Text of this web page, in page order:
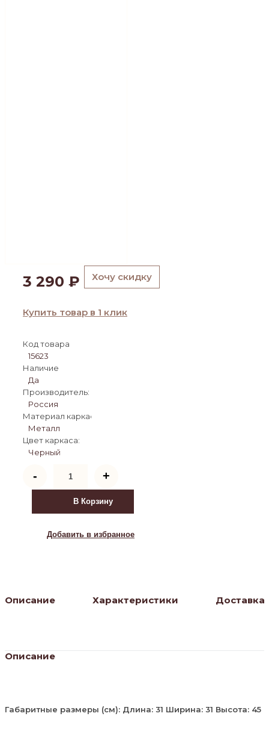
3 290 ₽ Хочу скидку
Купить товар в 1 клик
Код товара
15623
Наличие
Да
Производитель:
Россия
Материал каркаса:
Металл
Цвет каркаса:
Черный
-
товара
Табурет
Саен
5,
+
В Корзину
Добавить в избранное
Описание Характеристики Доставка
Описание
Габаритные размеры (см): Длина: 31 Ширина: 31 Высота: 45